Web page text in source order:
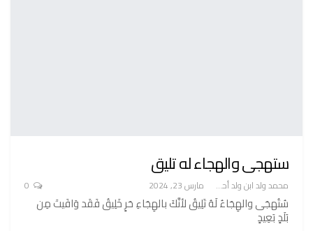
ستهجى والهجاء له تليق
محمد ولد ابن ولد أحميدا مارس 23, 2024
سُتُهجَى والهِجَاءُ لَهُ تَلِيقُ لأنَّكَ بالهِجَاءِ حَرٍ خَلِيقُ فَقَد وَافَيتَ مِن
بَلَدٍ بَعِيدٍ